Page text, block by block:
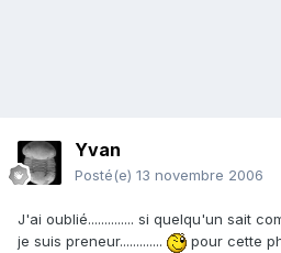
Yvan
Posté(e) 13 novembre 2006
J'ai oublié.............. si quelqu'un sait
je suis preneur.............
pour cette